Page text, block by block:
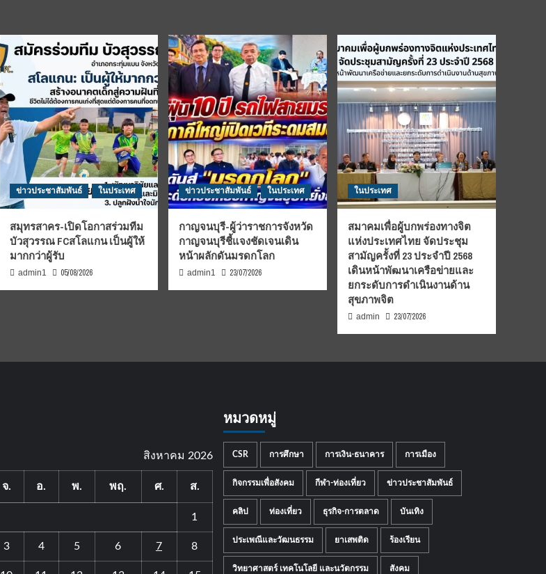
ข่าวประชาสัมพันธ์ ในประเทศ
สมุทรสาคร-เปิดโอกาสร่วมทีม
บัวสุวรรณ FCสโลแกน เป็นผู้ให้
มากกว่าผู้รับ
admin1 05/08/2026
ข่าวประชาสัมพันธ์ ในประเทศ
กาญจนบุรี-ผู้ว่าราชการจังหวัด
กาญจนบุรีชี้แจงชัดเจนเดิน
หน้าผลักดันมรดกโลก
admin1 23/07/2026
ในประเทศ
สมาคมเพื่อผู้บกพร่องทางจิต
แห่งประเทศไทย จัดประชุม
สามัญครั้งที่ 23 ประจำปี 2568
เดินหน้าพัฒนาเครือข่ายและ
ยกระดับการดำเนินงานด้าน
สุขภาพจิต
admin 23/07/2026
สิงหาคม 2026
จ. อ. พ. พฤ. ศ. ส.
1
3 4 5 6 7 8
หมวดหมู่
CSR การศึกษา การเงิน-ธนาคาร การเมือง
กิจกรรมเพื่อสังคม กีฬา-ท่องเที่ยว ข่าวประชาสัมพันธ์
คลิป ท่องเที่ยว ธุรกิจ-การตลาด บันเทิง
ประเพณีและวัฒนธรรม ยาเสพติด ร้องเรียน
วิทยาศาสตร์ เทคโนโลยี และนวัตกรรม สังคม